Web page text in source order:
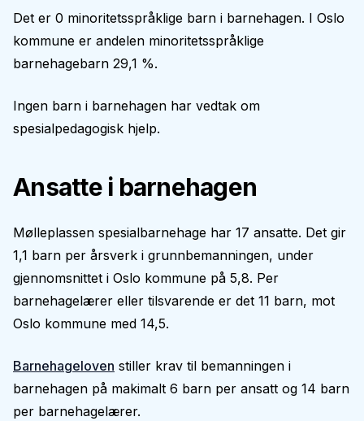
Det er 0 minoritetsspråklige barn i barnehagen. I Oslo
kommune er andelen minoritetsspråklige
barnehagebarn 29,1 %.
Ingen barn i barnehagen har vedtak om
spesialpedagogisk hjelp.
Ansatte i barnehagen
Mølleplassen spesialbarnehage har 17 ansatte. Det gir
1,1 barn per årsverk i grunnbemanningen, under
gjennomsnittet i Oslo kommune på 5,8. Per
barnehagelærer eller tilsvarende er det 11 barn, mot
Oslo kommune med 14,5.
Barnehageloven stiller krav til bemanningen i
barnehagen på makimalt 6 barn per ansatt og 14 barn
per barnehagelærer.